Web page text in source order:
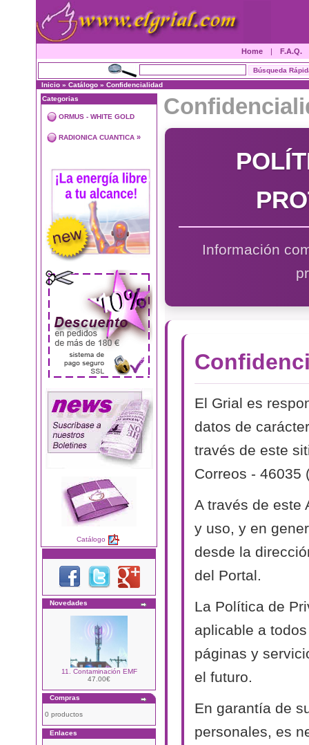
Home | F.A.Q.
Inicio » Catálogo » Confidencialidad
Categorias
ORMUS - WHITE GOLD
RADIONICA CUANTICA »
Catálogo
Novedades
11. Contaminación EMF
47.00€
Compras
0 productos
Enlaces
Información
El Grial es
datos de
través de este
Correos - 46035
A través de este
y uso, y en
desde la
del Portal.
La Política de
aplicable a
páginas y
el futuro.
En garantía de
personales, es